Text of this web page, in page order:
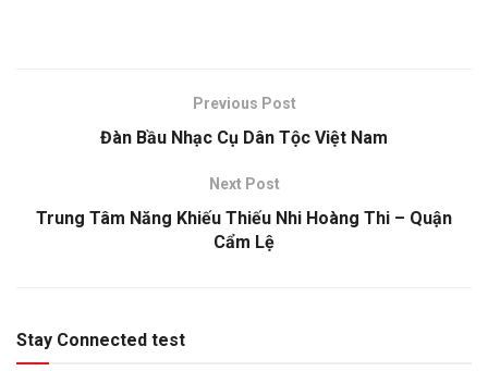
Previous Post
Đàn Bầu Nhạc Cụ Dân Tộc Việt Nam
Next Post
Trung Tâm Năng Khiếu Thiếu Nhi Hoàng Thi – Quận
Cẩm Lệ
Stay Connected test